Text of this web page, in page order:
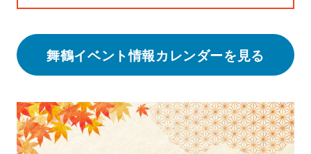
舞鶴イベント情報カレンダーを見る